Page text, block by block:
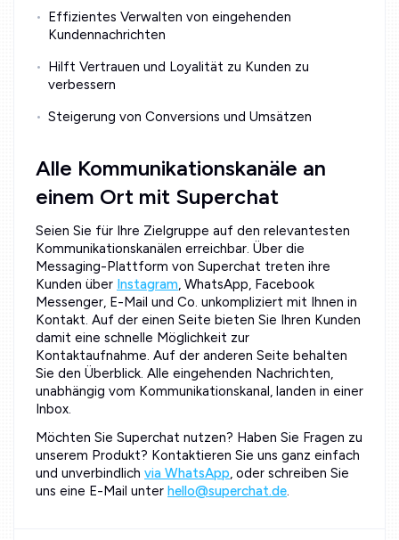
Effizientes Verwalten von eingehenden
Kundennachrichten
Hilft Vertrauen und Loyalität zu Kunden zu
verbessern
Steigerung von Conversions und Umsätzen
Alle Kommunikationskanäle an
einem Ort mit Superchat
Seien Sie für Ihre Zielgruppe auf den relevantesten
Kommunikationskanälen erreichbar. Über die
Messaging-Plattform von Superchat treten ihre
Kunden über Instagram, WhatsApp, Facebook
Messenger, E-Mail und Co. unkompliziert mit Ihnen in
Kontakt. Auf der einen Seite bieten Sie Ihren Kunden
damit eine schnelle Möglichkeit zur
Kontaktaufnahme. Auf der anderen Seite behalten
Sie den Überblick. Alle eingehenden Nachrichten,
unabhängig vom Kommunikationskanal, landen in einer
Inbox.
Möchten Sie Superchat nutzen? Haben Sie Fragen zu
unserem Produkt? Kontaktieren Sie uns ganz einfach
und unverbindlich via WhatsApp, oder schreiben Sie
uns eine E-Mail unter hello@superchat.de.